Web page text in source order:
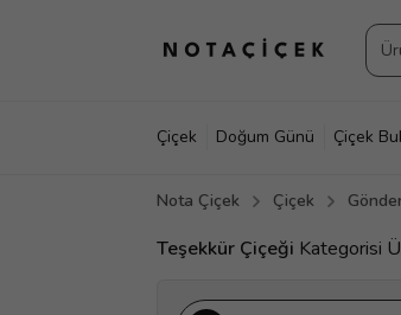
Çiçek Doğum Günü Çiçek
Nota Çiçek Çiçek
Teşekkür Çiçeği Kategorisi